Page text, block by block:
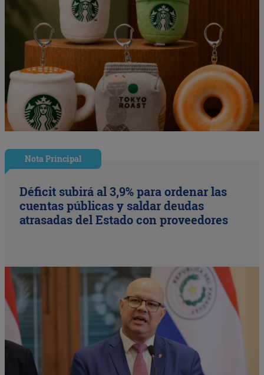
Nota Principal
Déficit subirá al 3,9% para ordenar las
cuentas públicas y saldar deudas
atrasadas del Estado con proveedores